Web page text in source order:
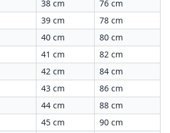
38 cm
76 cm
39 cm
78 cm
40 cm
80 cm
41 cm
82 cm
42 cm
84 cm
43 cm
86 cm
44 cm
88 cm
45 cm
90 cm